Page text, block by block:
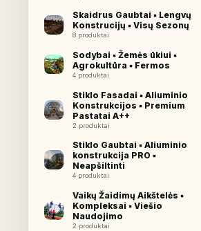
Skaidrus Gaubtai ▪︎ Lengvų
Konstrucijų ▪︎ Visų Sezonų
8 produktai
Sodybai ▪︎ Žemės ūkiui ▪︎
Agrokultūra ▪︎ Fermos
4 produktai
Stiklo Fasadai ▪︎ Aliuminio
Konstrukcijos ▪︎ Premium
Pastatai A++
2 produktai
Stiklo Gaubtai ▪︎ Aliuminio
konstrukcija PRO ▪︎
Neapšiltinti
4 produktai
Vaikų Žaidimų Aikštelės ▪︎
Kompleksai ▪︎ Viešio
Naudojimo
2 produktai